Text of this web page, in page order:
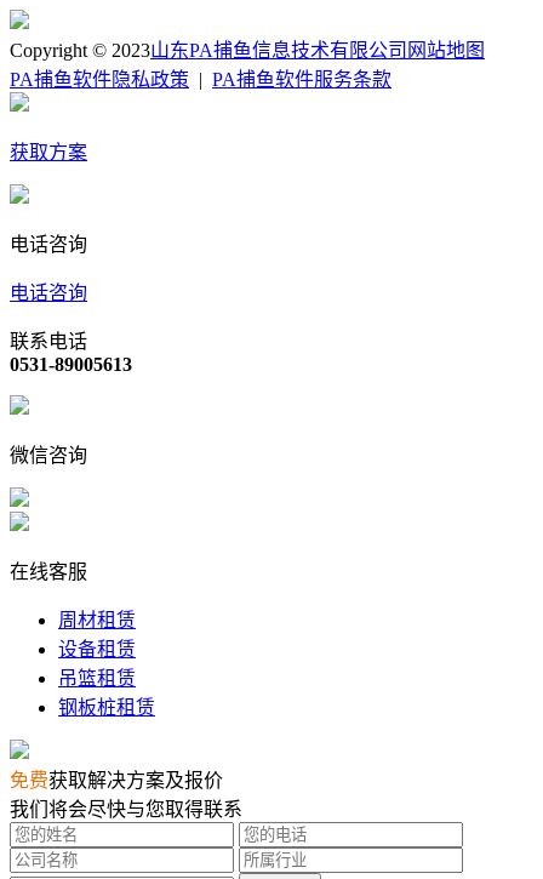
Copyright © 2023山东PA捕鱼信息技术有限公司 网站地图
PA捕鱼软件隐私政策
PA捕鱼软件服务条款
获取方案
电话咨询
电话咨询
联系电话
0531-89005613
微信咨询
在线客服
周材租赁
设备租赁
吊篮租赁
钢板桩租赁
免费获取解决方案及报价
我们将会尽快与您取得联系